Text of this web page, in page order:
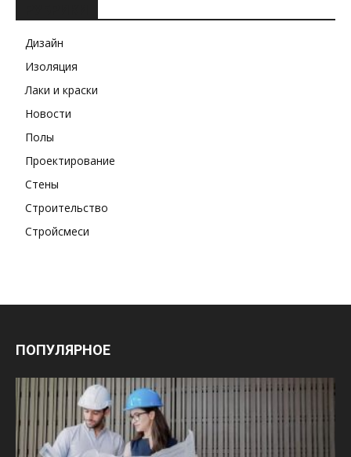
Дизайн
Изоляция
Лаки и краски
Новости
Полы
Проектирование
Стены
Строительство
Стройсмеси
ПОПУЛЯРНОЕ